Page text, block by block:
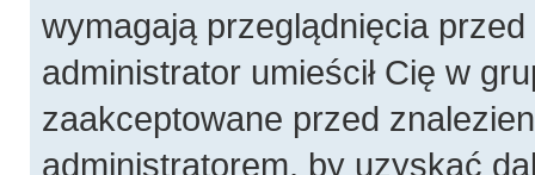
wymagają przeglądnięcia
administrator umieścił Cię w
zaakceptowane przed
administratorem, by uzyskać